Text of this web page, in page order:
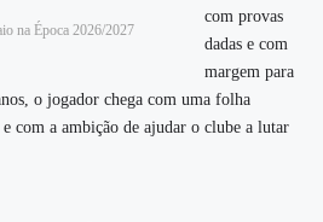
na Época 2026/2027
com provas
dadas e com
margem para
o jogador chega com uma folha
com a ambição de ajudar o clube a lutar